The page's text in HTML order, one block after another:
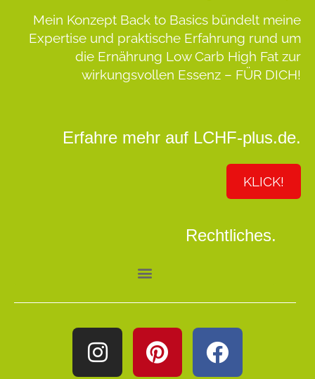
Mein Konzept Back to Basics bündelt meine
Expertise und praktische Erfahrung rund um
die Ernährung Low Carb High Fat zur
wirkungsvollen Essenz – FÜR DICH!
Erfahre mehr auf LCHF-plus.de.
KLICK!
Rechtliches.